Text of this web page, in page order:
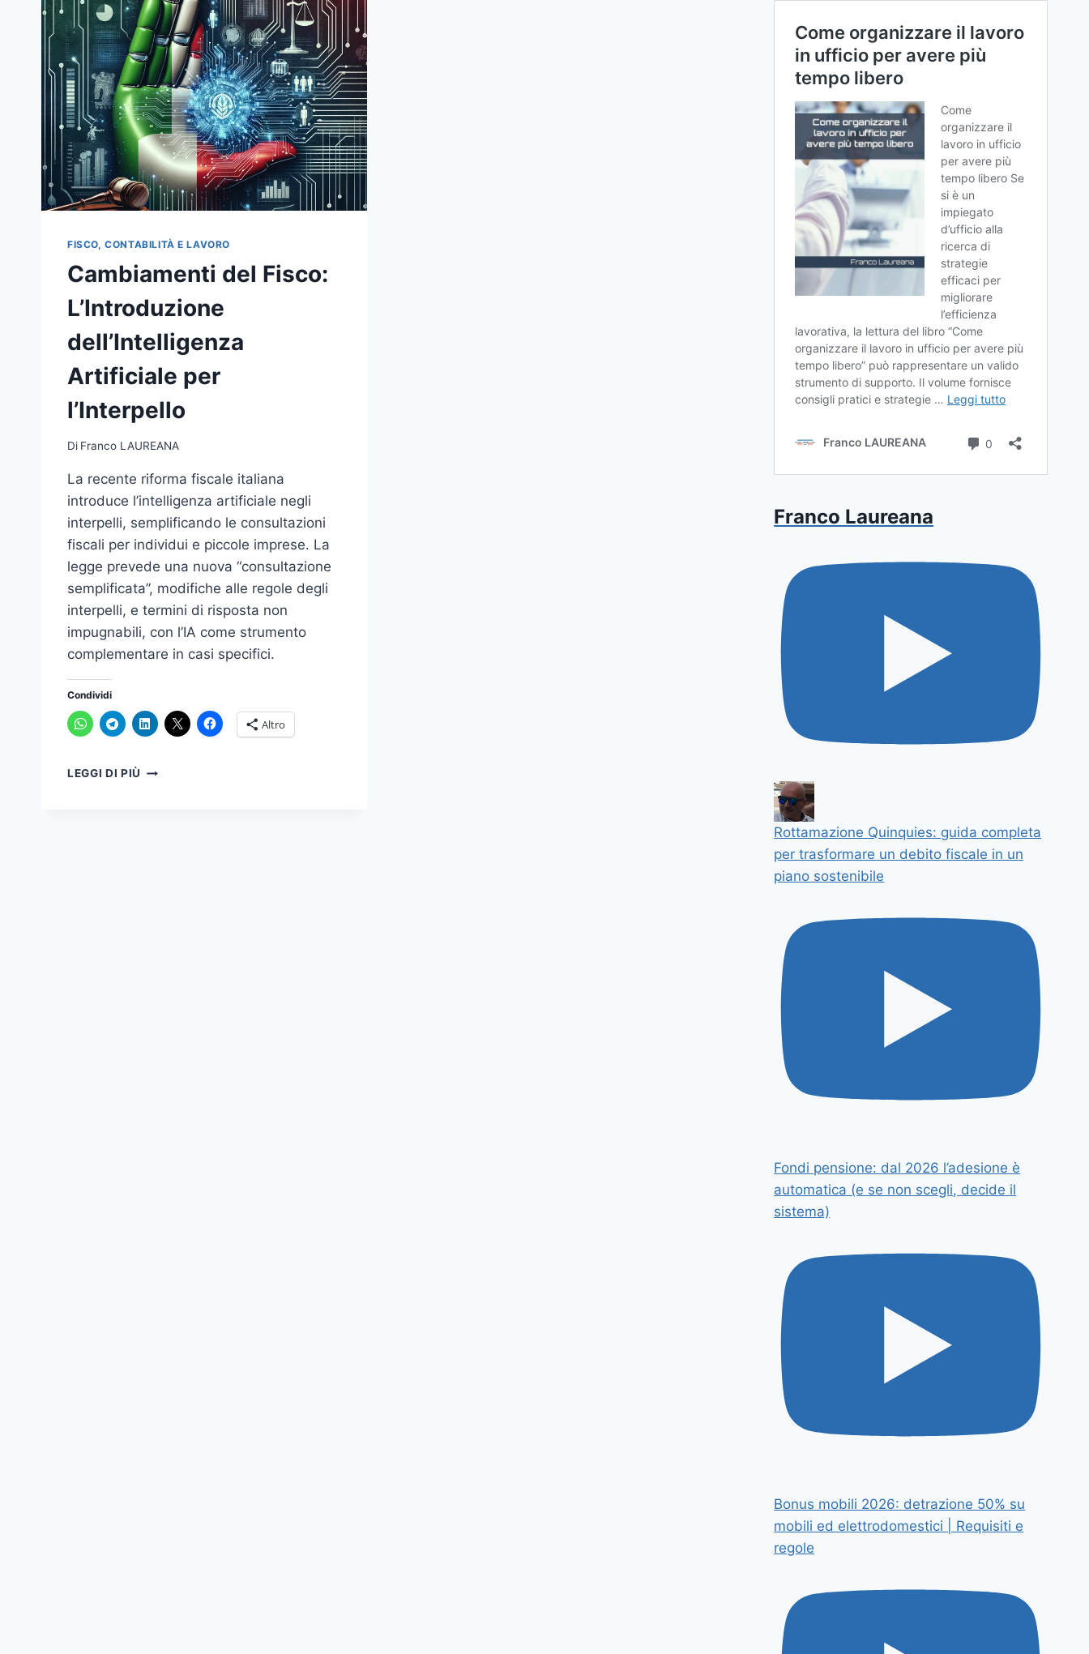
FISCO, CONTABILITÀ E LAVORO
Cambiamenti del Fisco:
L’Introduzione
dell’Intelligenza
Artificiale per
l’Interpello
Di Franco LAUREANA
La recente riforma fiscale italiana
introduce l’intelligenza artificiale negli
interpelli, semplificando le consultazioni
fiscali per individui e piccole imprese. La
legge prevede una nuova “consultazione
semplificata”, modifiche alle regole degli
interpelli, e termini di risposta non
impugnabili, con l’IA come strumento
complementare in casi specifici.
Condividi
Altro
LEGGI DI PIÙ CAMBIAMENTI
Franco Laureana
Rottamazione Quinquies: guida completa
per trasformare un debito fiscale in un
piano sostenibile
Fondi pensione: dal 2026 l’adesione è
automatica (e se non scegli, decide il
sistema)
Bonus mobili 2026: detrazione 50% su
mobili ed elettrodomestici | Requisiti e
regole